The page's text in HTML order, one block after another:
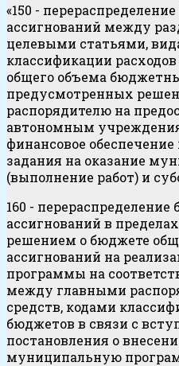
«150 -
ассигнований между
целевыми статьями,
классификации
общего объема
предусмотренных
распорядителю на
автономным
финансовое
задания на оказание
(выполнение работ) и
160 -
ассигнований в
решением о бюджете
ассигнований на
программы на
между главными
средств, кодами
бюджетов в связи с
постановления о
муниципальную